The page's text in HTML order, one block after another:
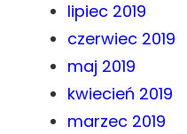
lipiec 2019
czerwiec 2019
maj 2019
kwiecień 2019
marzec 2019